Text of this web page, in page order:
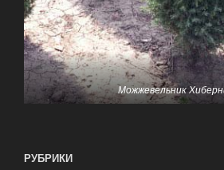
Можжевельник
РУБРИКИ